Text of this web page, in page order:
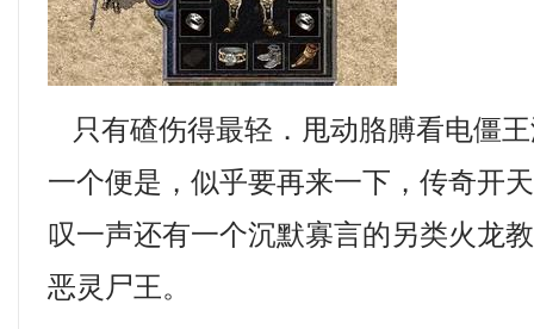
只有碴伤得最轻．甩动胳膊看电僵
一个便是，似乎要再来一下，传奇开
叹一声还有一个沉默寡言的另类火龙
恶灵尸王。